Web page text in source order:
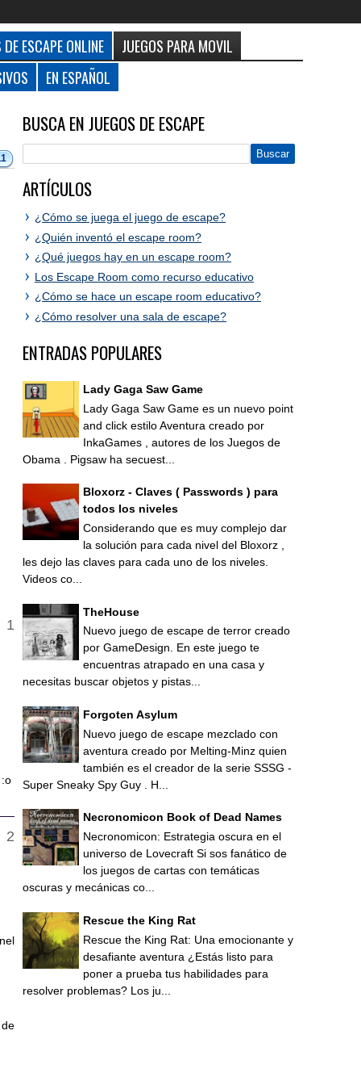
ESCAPE ONLINE
JUEGOS PARA MOVIL
EN ESPAÑOL
BUSCA EN JUEGOS DE ESCAPE
ARTÍCULOS
¿Cómo se juega el juego de escape?
¿Quién inventó el escape room?
¿Qué juegos hay en un escape room?
Los Escape Room como recurso educativo
¿Cómo se hace un escape room educativo?
¿Cómo resolver una sala de escape?
ENTRADAS POPULARES
Lady Gaga Saw Game
Lady Gaga Saw Game es un nuevo point
and click estilo Aventura creado por
InkaGames , autores de los Juegos de
Obama . Pigsaw ha secuest...
Bloxorz - Claves ( Passwords ) para
todos los niveles
Considerando que es muy complejo dar
la solución para cada nivel del Bloxorz ,
les dejo las claves para cada uno de los niveles.
Videos co...
TheHouse
Nuevo juego de escape de terror creado
por GameDesign. En este juego te
encuentras atrapado en una casa y
necesitas buscar objetos y pistas...
Forgoten Asylum
Nuevo juego de escape mezclado con
aventura creado por Melting-Minz quien
también es el creador de la serie SSSG -
Super Sneaky Spy Guy . H...
Necronomicon Book of Dead Names
Necronomicon: Estrategia oscura en el
universo de Lovecraft Si sos fanático de
los juegos de cartas con temáticas
oscuras y mecánicas co...
Rescue the King Rat
Rescue the King Rat: Una emocionante y
desafiante aventura ¿Estás listo para
poner a prueba tus habilidades para
resolver problemas? Los ju...